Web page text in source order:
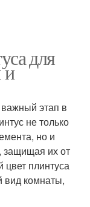
для
и
этап в
не только
но и
защищая их от
плинтуса
вид комнаты,